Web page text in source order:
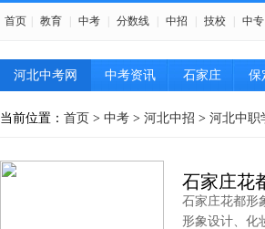
首页 教育 中考 分数线 中招 技校 中专
河北中考网 中考资讯 石家庄 保
当前位置： 首页 > 中考 > 河北中招 > 河北中职
石家庄花
石家庄花都形
形象设计、化